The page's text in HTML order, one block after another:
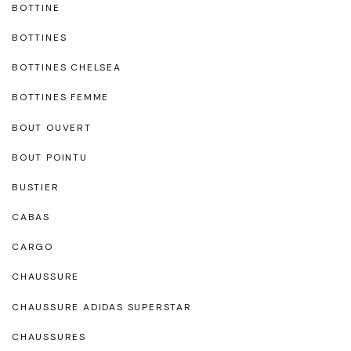
BOTTINE
BOTTINES
BOTTINES CHELSEA
BOTTINES FEMME
BOUT OUVERT
BOUT POINTU
BUSTIER
CABAS
CARGO
CHAUSSURE
CHAUSSURE ADIDAS SUPERSTAR
CHAUSSURES